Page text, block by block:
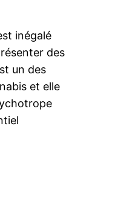
inégalé
des
un des
et elle